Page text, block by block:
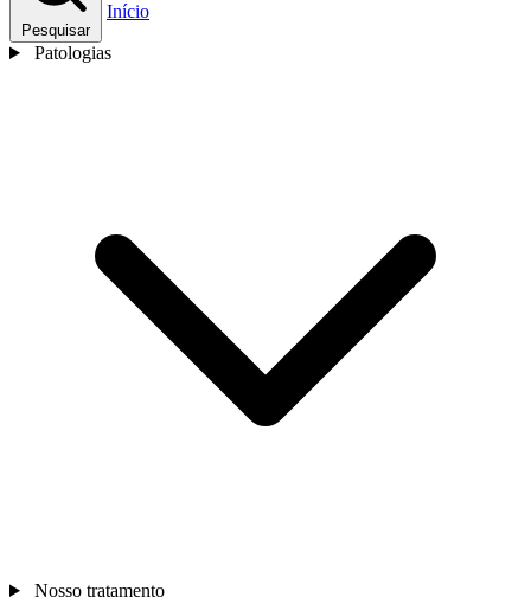
Pesquisar
Início
Patologias
Nosso tratamento